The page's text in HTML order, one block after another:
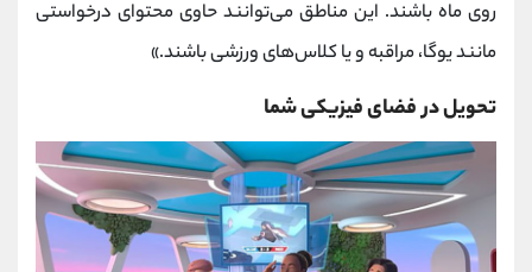
روی ماه باشند. این مناطق می‌توانند حاوی محتوای درخواستی
مانند یوگا، مراقبه‌ و یا کلاس‌های ورزشی باشند.»
تحویل در فضای فیزیکی شما